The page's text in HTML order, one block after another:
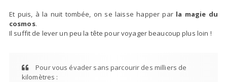
Et puis, à la nuit tombée, on se laisse happer par la magie du
cosmos.
Il suffit de lever un peu la tête pour voyager beaucoup plus loin !
Pour vous évader sans parcourir des milliers de
kilomètres :